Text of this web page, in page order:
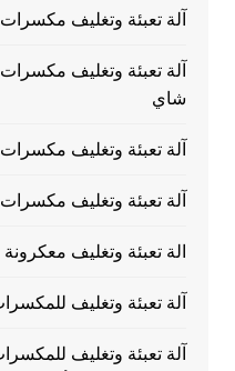
آلة تعبئة وتغليف
آلة تعبئة وتغليف
شاي
آلة تعبئة وتغليف
آلة تعبئة وتغليف
الة تعبئة وتغليف معكرونة
آلة تعبئة وتغليف
آلة تعبئة وتغليف